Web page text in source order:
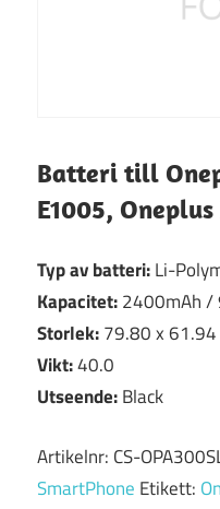
Batteri till
E1005,
Typ av batteri:Li-
Kapacitet:2400mAh /
Storlek:79.80 x
Vikt:40.0
Utseende:Black
Artikelnr: CS-
SmartPhone Etikett: